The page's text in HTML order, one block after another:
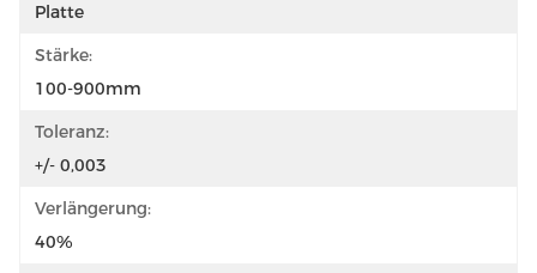
Platte
Stärke:
100-900mm
Toleranz:
+/- 0,003
Verlängerung:
40%